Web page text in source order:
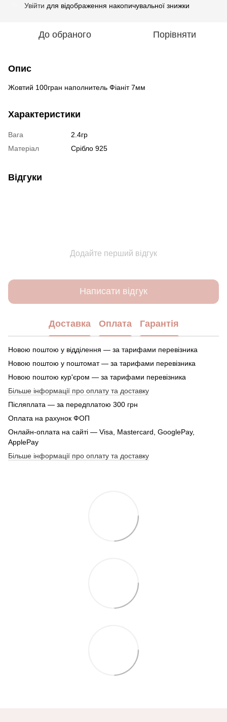
Увійти для відображення накопичувальної знижки
До обраного Порівняти
Опис
Жовтий 100гран наполнитель Фіаніт 7мм
Характеристики
Вага
2.4гр
Матеріал
Срібло 925
Відгуки
Додайте перший відгук
Написати відгук
Доставка Оплата Гарантія
Новою поштою у відділення — за тарифами перевізника
Новою поштою у поштомат — за тарифами перевізника
Новою поштою кур'єром — за тарифами перевізника
Більше інформації про оплату та доставку
Післяплата — за передплатою 300 грн
Оплата на рахунок ФОП
Онлайн-оплата на сайті — Visa, Mastercard, GooglePay,
ApplePay
Більше інформації про оплату та доставку